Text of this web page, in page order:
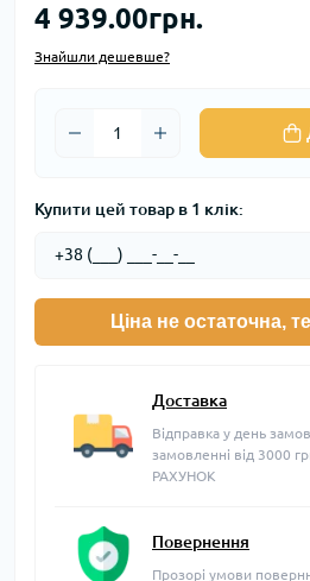
4 939.00грн.
Знайшли дешевше?
Купити цей товар в 1 клік:
Ціна не остаточна,
Доставка
Відправка у день
замовленні від 3000
РАХУНОК
Повернення
Прозорі умови